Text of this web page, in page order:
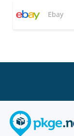
Ebay